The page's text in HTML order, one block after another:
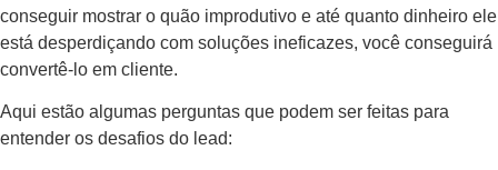
conseguir mostrar o quão improdutivo e até quanto dinheiro ele
está desperdiçando com soluções ineficazes, você conseguirá
convertê-lo em cliente.
Aqui estão algumas perguntas que podem ser feitas para
entender os desafios do lead: